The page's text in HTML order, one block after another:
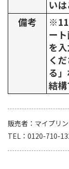
い
備考
※11
ー
を
く
る
結構
販売者
マイプリ
TEL
0120-710-